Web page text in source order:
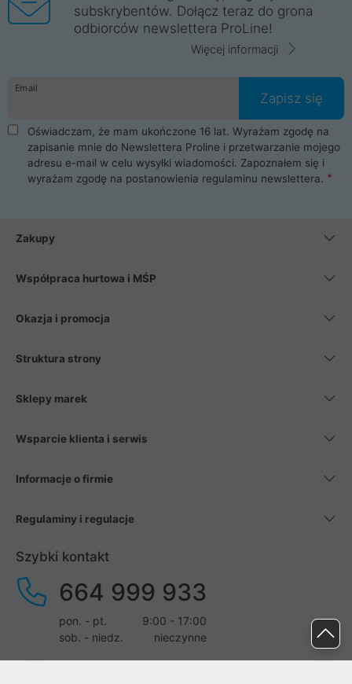
subskrybentów. Dołącz teraz do grona
odbiorców newslettera ProLine!
Więcej informacji
Email
Zapisz się
Oświadczam, że mam ukończone 16 lat. Wyrażam zgodę na
zapisanie mnie do Newslettera Proline i przetwarzanie mojego
adresu e-mail w celu wysyłki wiadomości. Zapoznałem się i
wyrażam zgodę na postanowienia regulaminu newslettera.
Zakupy
Współpraca hurtowa i MŚP
Okazja i promocja
Struktura strony
Sklepy marek
Wsparcie klienta i serwis
Informacje o firmie
Regulaminy i regulacje
Szybki kontakt
664 999 933
pon. - pt.
9:00 - 17:00
sob. - niedz.
nieczynne